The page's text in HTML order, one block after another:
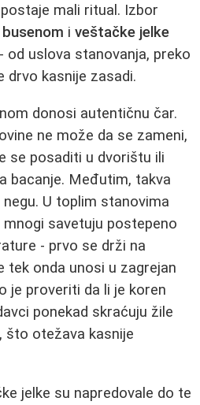
mali ritual. Izbor
i veštačke jelke
uslova stanovanja, preko
drvo kasnije zasadi.
donosi autentičnu čar.
ne može da se zameni,
se posaditi u dvorištu ili
bacanje. Međutim, takva
U toplim stanovima
savetuju postepeno
- prvo se drži na
tek onda unosi u zagrejan
je proveriti da li je koren
ponekad skraćuju žile
što otežava kasnije
jelke su napredovale do te